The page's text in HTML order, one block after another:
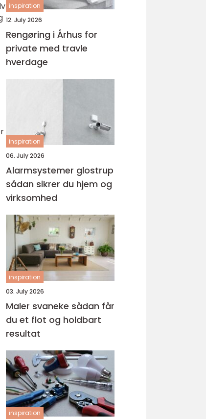
inspiration
12. July 2026
Rengøring i Århus for
private med travle
hverdage
inspiration
06. July 2026
Alarmsystemer glostrup
sådan sikrer du hjem og
virksomhed
inspiration
03. July 2026
Maler svaneke sådan får
du et flot og holdbart
resultat
inspiration